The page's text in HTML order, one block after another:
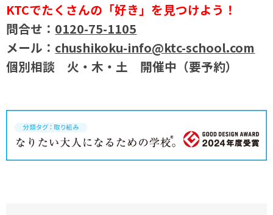
KTCでたくさんの「好き」を見つけよう！
問合せ： 0120-75-1105
メール： chushikoku-info@ktc-school.com
個別相談 火・木・土 開催中（要予約）